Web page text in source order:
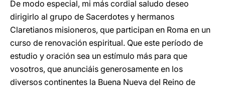
De modo especial, mi más cordial saludo deseo
dirigirlo al grupo de Sacerdotes y hermanos
Claretianos misioneros, que participan en Roma en un
curso de renovación espiritual. Que este período de
estudio y oración sea un estímulo más para que
vosotros, que anunciáis generosamente en los
diversos continentes la Buena Nueva del Reino de